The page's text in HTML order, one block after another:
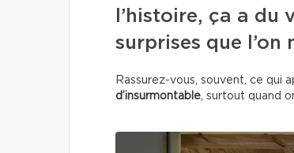
l’histoire, ça a du
surprises que l’on
Rassurez-vous, souvent, ce qui
d’insurmontable, surtout quand